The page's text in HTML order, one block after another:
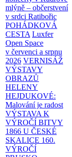
mlýně – občerstvení
v srdci Ratibořic
POHÁDKOVÁ
CESTA Luxfer
Open Space
v červenci a srpnu
2026 VERNISÁŽ
VÝSTAVY
OBRAZŮ
HELENY
HEJDUKOVÉ:
Malování je radost
VÝSTAVA K
VÝROČÍ BITVY
1866 U ČESKÉ
SKALICE 160.
VÝROČÍ